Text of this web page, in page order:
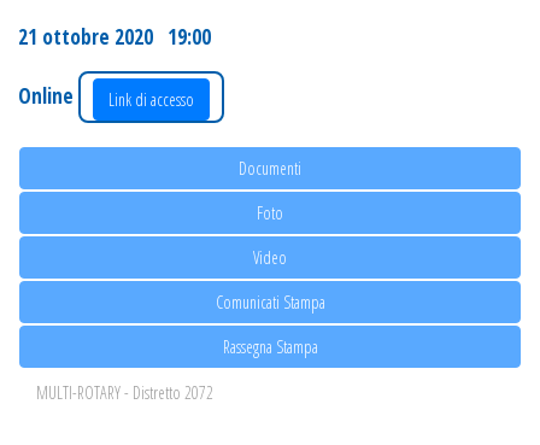
21 ottobre 2020 19:00
Online Link di accesso
Documenti
Foto
Video
Comunicati Stampa
Rassegna Stampa
MULTI-ROTARY - Distretto 2072